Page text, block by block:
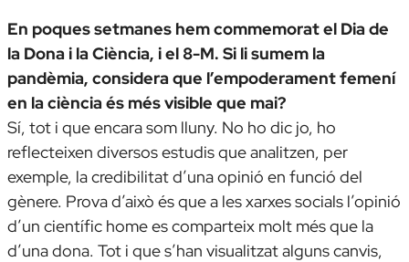
En poques setmanes hem commemorat el Dia de
la Dona i la Ciència, i el 8-M. Si li sumem la
pandèmia, considera que l’empoderament femení
en la ciència és més visible que mai?
Sí, tot i que encara som lluny. No ho dic jo, ho
reflecteixen diversos estudis que analitzen, per
exemple, la credibilitat d’una opinió en funció del
gènere. Prova d’això és que a les xarxes socials l’opinió
d’un científic home es comparteix molt més que la
d’una dona. Tot i que s’han visualitzat alguns canvis,